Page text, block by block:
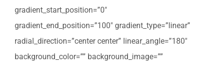
gradient_start_position=”0″
gradient_end_position=”100″ gradient_type=”linear”
radial_direction=”center center” linear_angle=”180″
background_color=”” background_image=””